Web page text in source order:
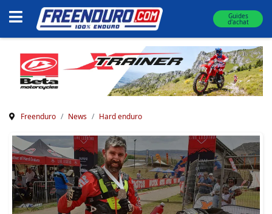
Guides
d'achat
Freenduro News Hard enduro